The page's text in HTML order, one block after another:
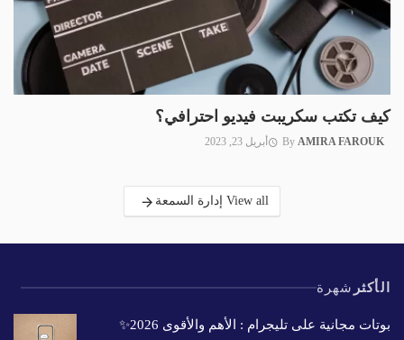
كيف تكتب سكريبت فيديو احترافي؟
By AMIRA FAROUK أبريل 23, 2023
View all إدارة السمعة
الأكثر شهرة
بوتات مجانية على تليجرام : الأهم والأقوى 2026✨️